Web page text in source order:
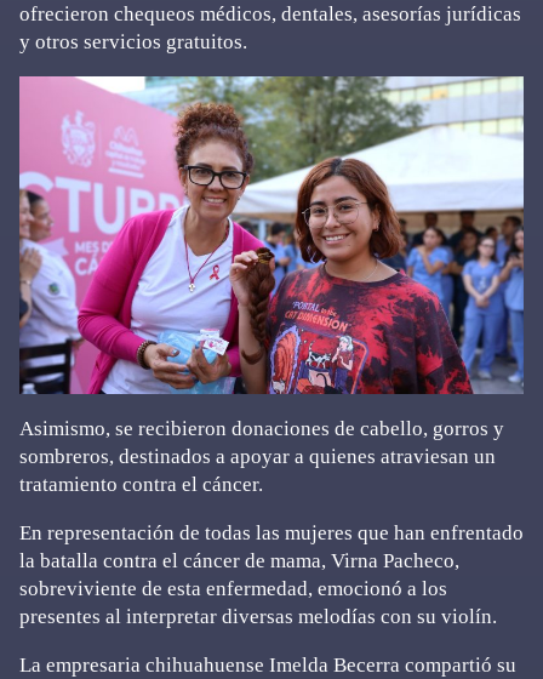
ofrecieron chequeos médicos, dentales, asesorías jurídicas
y otros servicios gratuitos.
Asimismo, se recibieron donaciones de cabello, gorros y
sombreros, destinados a apoyar a quienes atraviesan un
tratamiento contra el cáncer.
En representación de todas las mujeres que han enfrentado
la batalla contra el cáncer de mama, Virna Pacheco,
sobreviviente de esta enfermedad, emocionó a los
presentes al interpretar diversas melodías con su violín.
La empresaria chihuahuense Imelda Becerra compartió su